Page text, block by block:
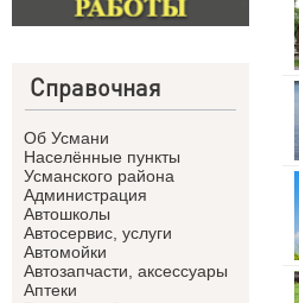
Справочная
Об Усмани
Населённые пункты
Усманского района
Администрация
Автошколы
Автосервис, услуги
Автомойки
Автозапчасти, аксессуары
Аптеки